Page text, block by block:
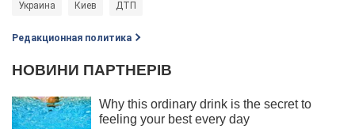
Украина Киев ДТП
Редакционная политика